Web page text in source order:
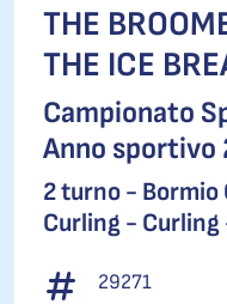
THE
THE ICE
Campionato
Anno
2 turno - Bormio
Curling - Curling
29271